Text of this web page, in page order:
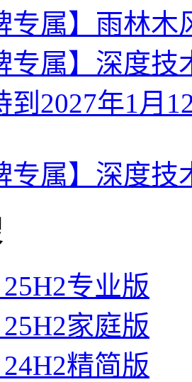
专属】雨林木
专属】深度技
到2027年1月
专属】深度技
专业版
家庭版
精简版